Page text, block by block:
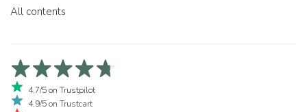
All contents
4,7/5 on Trustpilot
4,9/5 on Trustcart